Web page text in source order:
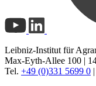
Leibniz-Institut für
Max-Eyth-Allee 100 |
Tel. +49 (0)331 5699 0